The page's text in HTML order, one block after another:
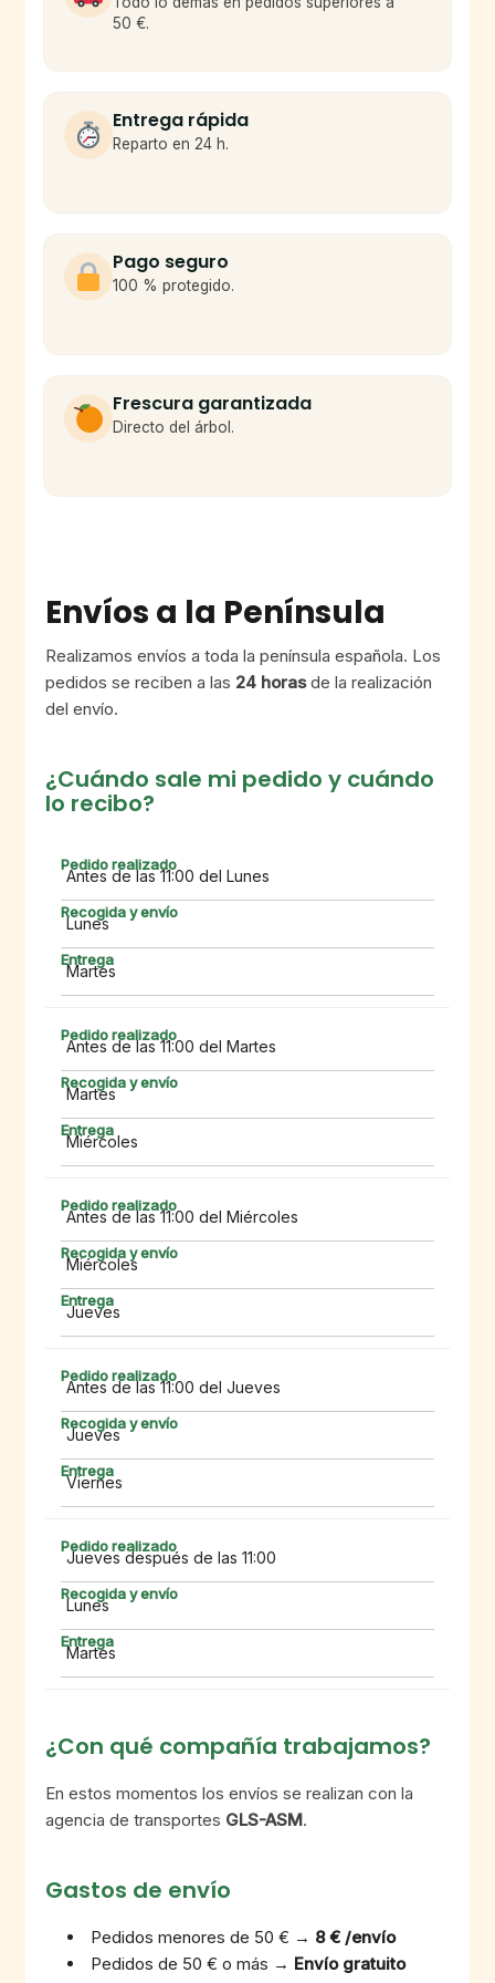
50 €.
Entrega rápida
Reparto en 24 h.
Pago seguro
100 % protegido.
Frescura garantizada
Directo del árbol.
Envíos a la Península
Realizamos envíos a toda la península española. Los
pedidos se reciben a las 24 horasde la realización
del envío.
¿Cuándo sale mi pedido y cuándo
lo recibo?
Antes de las 11:00 del Lunes
Lunes
Martes
Antes de las 11:00 del Martes
Martes
Miércoles
Antes de las 11:00 del Miércoles
Miércoles
Jueves
Antes de las 11:00 del Jueves
Jueves
Viernes
Jueves después de las 11:00
Lunes
Martes
¿Con qué compañía trabajamos?
En estos momentos los envíos se realizan con la
agencia de transportes GLS-ASM.
Gastos de envío
Pedidos menores de 50 € → 8 € /envío
Pedidos de 50 € o más → Envío gratuito